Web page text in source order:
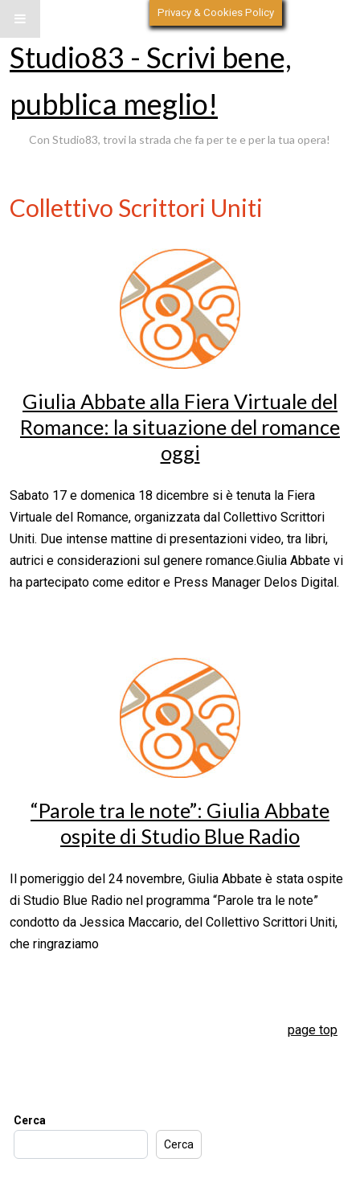
Studio83 - Scrivi bene,
pubblica meglio!
Con Studio83, trovi la strada che fa per te e per la tua opera!
Collettivo Scrittori Uniti
Giulia Abbate alla Fiera Virtuale del
Romance: la situazione del romance
oggi
Sabato 17 e domenica 18 dicembre si è tenuta la Fiera
Virtuale del Romance, organizzata dal Collettivo Scrittori
Uniti. Due intense mattine di presentazioni video, tra libri,
autrici e considerazioni sul genere romance.Giulia Abbate vi
ha partecipato come editor e Press Manager Delos Digital.
“Parole tra le note”: Giulia Abbate
ospite di Studio Blue Radio
Il pomeriggio del 24 novembre, Giulia Abbate è stata ospite
di Studio Blue Radio nel programma “Parole tra le note”
condotto da Jessica Maccario, del Collettivo Scrittori Uniti,
che ringraziamo
page top
Cerca
Cerca
Privacy & Cookies Policy